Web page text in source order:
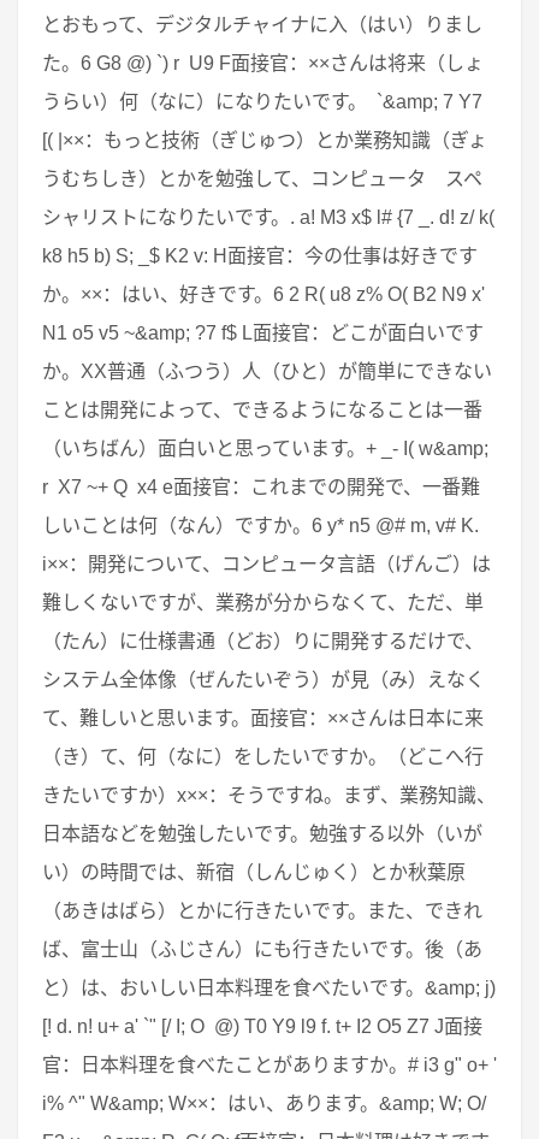
とおもって、デジタルチャイナに入（はい）りまし
た。6 G8 @) `) r U9 F面接官：××さんは将来（しょ
うらい）何（なに）になりたいです。 `&amp; 7 Y7
[( |××：もっと技術（ぎじゅつ）とか業務知識（ぎょ
うむちしき）とかを勉強して、コンピュータ スペ
シャリストになりたいです。. a! M3 x$ l# {7 _. d! z/ k(
k8 h5 b) S; _$ K2 v: H面接官：今の仕事は好きです
か。××：はい、好きです。6 2 R( u8 z% O( B2 N9 x'
N1 o5 v5 ~&amp; ?7 f$ L面接官：どこが面白いです
か。XX普通（ふつう）人（ひと）が簡単にできない
ことは開発によって、できるようになることは一番
（いちばん）面白いと思っています。+ _- I( w&amp;
r X7 ~+ Q x4 e面接官：これまでの開発で、一番難
しいことは何（なん）ですか。6 y* n5 @# m, v# K.
i××：開発について、コンピュータ言語（げんご）は
難しくないですが、業務が分からなくて、ただ、単
（たん）に仕様書通（どお）りに開発するだけで、
システム全体像（ぜんたいぞう）が見（み）えなく
て、難しいと思います。面接官：××さんは日本に来
（き）て、何（なに）をしたいですか。（どこへ行
きたいですか）x××：そうですね。まず、業務知識、
日本語などを勉強したいです。勉強する以外（いが
い）の時間では、新宿（しんじゅく）とか秋葉原
（あきはばら）とかに行きたいです。また、できれ
ば、富士山（ふじさん）にも行きたいです。後（あ
と）は、おいしい日本料理を食べたいです。&amp; j)
[! d. n! u+ a' `" [/ I; O @) T0 Y9 l9 f. t+ I2 O5 Z7 J面接
官：日本料理を食べたことがありますか。# i3 g" o+ '
i% ^" W&amp; W××：はい、あります。&amp; W; O/